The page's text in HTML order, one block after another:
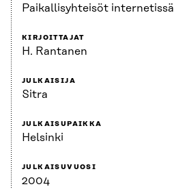
Paikallisyhteisöt internetissä
KIRJOITTAJAT
H. Rantanen
JULKAISIJA
Sitra
JULKAISUPAIKKA
Helsinki
JULKAISUVUOSI
2004